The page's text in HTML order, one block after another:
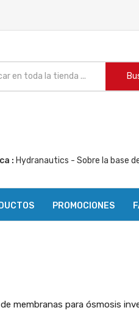
: Hydranautics - Sobre la base
PROMOCIONES
para ósmosis